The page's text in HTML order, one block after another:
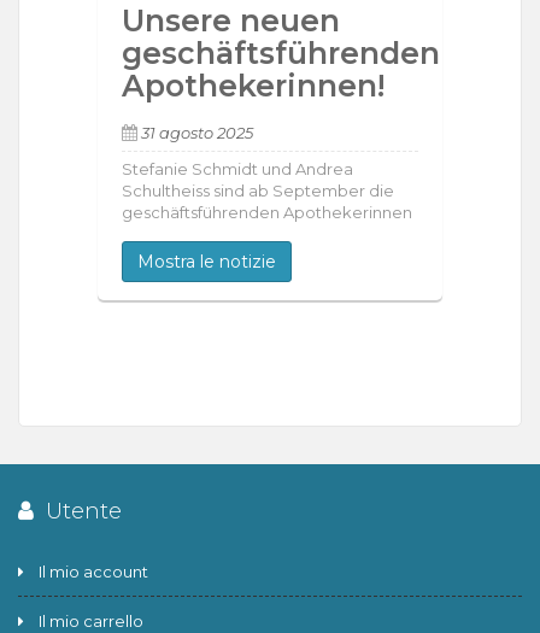
Unsere neuen
geschäftsführenden
Apothekerinnen!
31 agosto 2025
Stefanie Schmidt und Andrea
Schultheiss sind ab September die
geschäftsführenden Apothekerinnen
Mostra le notizie
Utente
Il mio account
Il mio carrello